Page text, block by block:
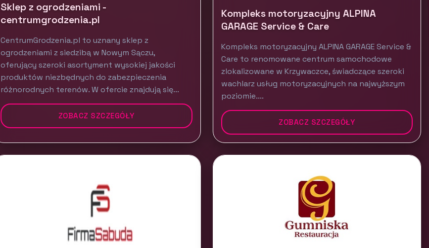
Sklep z ogrodzeniami -
centrumgrodzenia.pl
CentrumGrodzenia.pl to uznany sklep z
ogrodzeniami z siedzibą w Nowym Sączu,
oferujący szeroki asortyment wysokiej jakości
produktów niezbędnych do zabezpieczenia
różnorodnych terenów. W ofercie znajdują się...
ZOBACZ SZCZEGÓŁY
Kompleks motoryzacyjny ALPINA
GARAGE Service & Care
Kompleks motoryzacyjny ALPINA GARAGE Service &
Care to renomowane centrum samochodowe
zlokalizowane w Krzywaczce, świadczące szeroki
wachlarz usług motoryzacyjnych na najwyższym
poziomie....
ZOBACZ SZCZEGÓŁY